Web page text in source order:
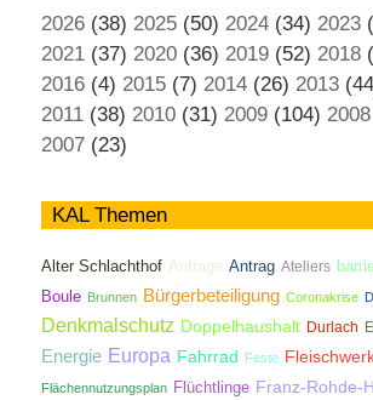
2026 (38) 2025 (50) 2024 (34) 2023
2021 (37) 2020 (36) 2019 (52) 2018
2016 (4) 2015 (7) 2014 (26) 2013
2011 (38) 2010 (31) 2009 (104) 2008
2007 (23)
KAL Themen
Alter Schlachthof Anfrage Antrag Ateliers
Boule Brunnen Bürgerbeteiligung Coronakrise
Denkmalschutz Doppelhaushalt Durlach
Energie Europa Fahrrad Feste
Flächennutzungsplan Flüchtlinge Franz-Rohde-